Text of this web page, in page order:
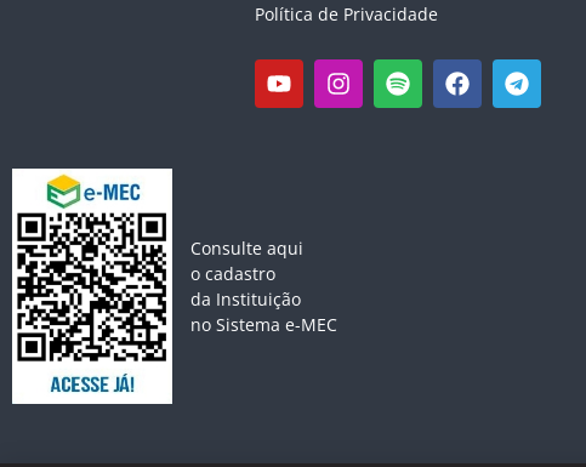
Política de Privacidade
Consulte aqui
o cadastro
da Instituição
no Sistema e-MEC